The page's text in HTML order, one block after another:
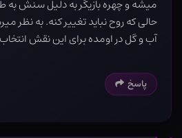
میشه و چهره بازیگر به دلیل سنش به
حالی که روح نباید تغییر کنه. به نظر
آب و گل در اومده برای این نقش
پاسخ